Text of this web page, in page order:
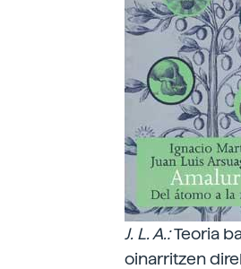
J. L. A.:Teoria
oinarritzen